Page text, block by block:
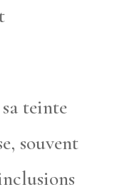
teinte
souvent